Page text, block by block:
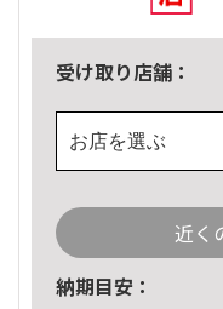
受け取り店舗：
お店を選ぶ
近く
納期目安：